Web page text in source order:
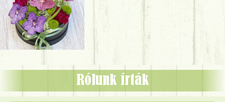
Rólunk írták